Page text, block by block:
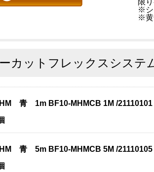
限
※シ
※黄
カットフレックスシス
青 1m BF10-MHMCB 1M /21110101
青 5m BF10-MHMCB 5M /21110105